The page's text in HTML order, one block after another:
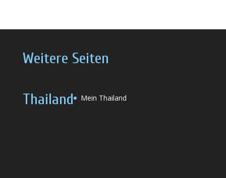
Weitere Seiten
Thailand Mein Thailand